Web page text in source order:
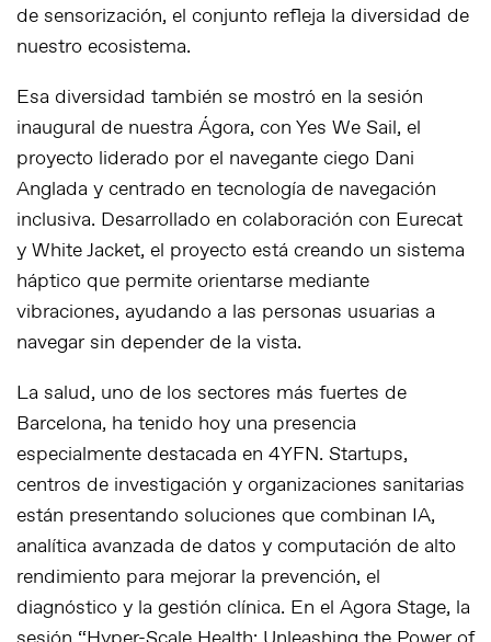
de sensorización, el conjunto refleja la diversidad de
nuestro ecosistema.
Esa diversidad también se mostró en la sesión
inaugural de nuestra Ágora, con Yes We Sail, el
proyecto liderado por el navegante ciego Dani
Anglada y centrado en tecnología de navegación
inclusiva. Desarrollado en colaboración con Eurecat
y White Jacket, el proyecto está creando un sistema
háptico que permite orientarse mediante
vibraciones, ayudando a las personas usuarias a
navegar sin depender de la vista.
La salud, uno de los sectores más fuertes de
Barcelona, ha tenido hoy una presencia
especialmente destacada en 4YFN. Startups,
centros de investigación y organizaciones sanitarias
están presentando soluciones que combinan IA,
analítica avanzada de datos y computación de alto
rendimiento para mejorar la prevención, el
diagnóstico y la gestión clínica. En el Agora Stage, la